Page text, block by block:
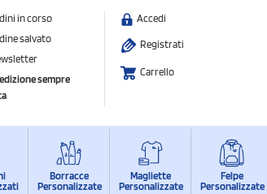
in corso
salvato
sempre
Accedi
Registrati
Carrello
Borracce
Personalizzate
Magliette
Personalizzate
Felpe
Personalizzate